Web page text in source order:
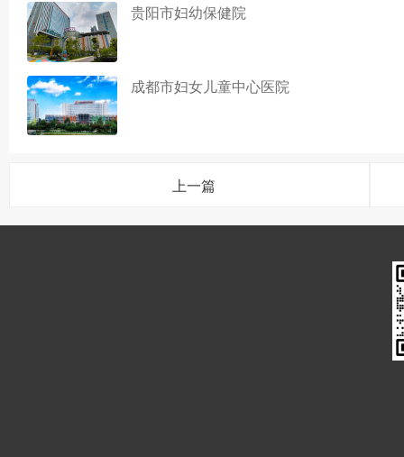
贵阳市妇幼保健院
成都市妇女儿童中心医院
上一篇